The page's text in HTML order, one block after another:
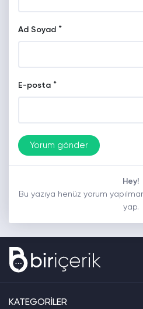
Ad Soyad *
E-posta *
Hey!
Bu yazıya henüz yorum
yap.
KATEGORİLER